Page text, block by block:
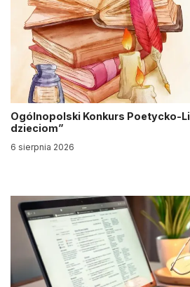
Ogólnopolski Konkurs Poetycko-
dzieciom”
6 sierpnia 2026